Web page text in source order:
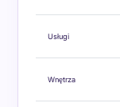
Usługi
Wnętrza